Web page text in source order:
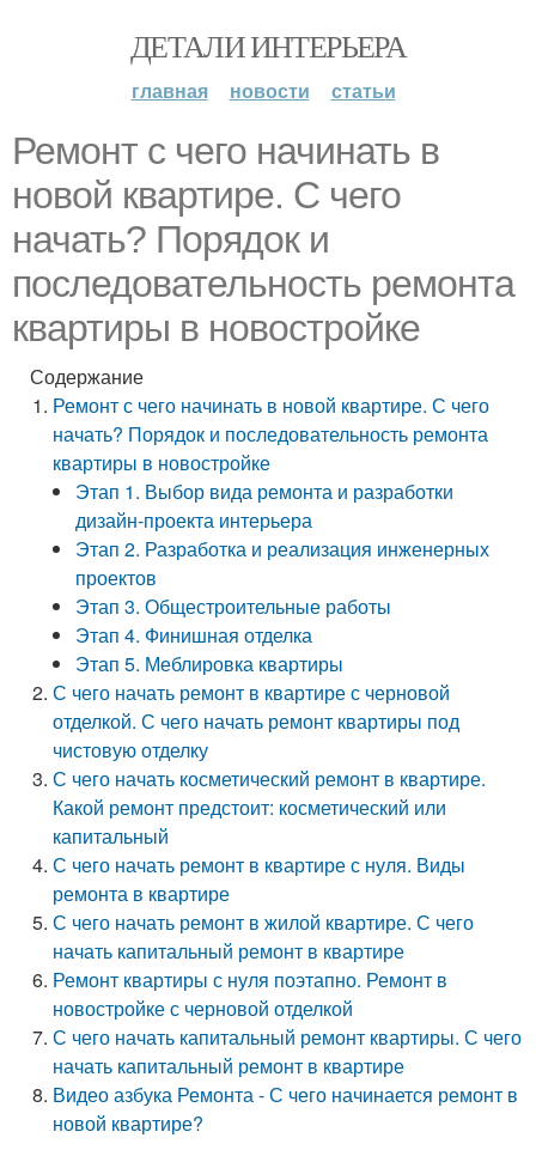
ДЕТАЛИ ИНТЕРЬЕРА
главная новости статьи
Ремонт с чего начинать в
новой квартире. С чего
начать? Порядок и
последовательность ремонта
квартиры в новостройке
Содержание
Ремонт с чего начинать в новой квартире. С чего
начать? Порядок и последовательность ремонта
квартиры в новостройке
Этап 1. Выбор вида ремонта и разработки
дизайн-проекта интерьера
Этап 2. Разработка и реализация инженерных
проектов
Этап 3. Общестроительные работы
Этап 4. Финишная отделка
Этап 5. Меблировка квартиры
С чего начать ремонт в квартире с черновой
отделкой. С чего начать ремонт квартиры под
чистовую отделку
С чего начать косметический ремонт в квартире.
Какой ремонт предстоит: косметический или
капитальный
С чего начать ремонт в квартире с нуля. Виды
ремонта в квартире
С чего начать ремонт в жилой квартире. С чего
начать капитальный ремонт в квартире
Ремонт квартиры с нуля поэтапно. Ремонт в
новостройке с черновой отделкой
С чего начать капитальный ремонт квартиры. С чего
начать капитальный ремонт в квартире
Видео азбука Ремонта - С чего начинается ремонт в
новой квартире?